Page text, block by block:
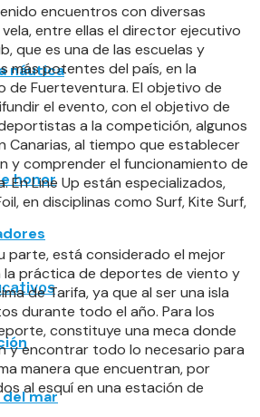
náutica
honor
mar
encuentros con diversas
entre ellas el director ejecutivo
que es una de las escuelas y
más potentes del país, en la
de Fuerteventura. El objetivo de
el evento, con el objetivo de
a la competición, algunos
Canarias, al tiempo que establecer
y comprender el funcionamiento de
En Line Up están especializados,
en disciplinas como Surf, Kite Surf,
parte, está considerado el mejor
la práctica de deportes de viento y
de Tarifa, ya que al ser una isla
durante todo el año. Para los
constituye una meca donde
y encontrar todo lo necesario para
manera que encuentran, por
al esquí en una estación de